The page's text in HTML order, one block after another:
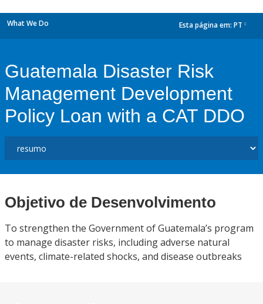
What We Do Esta página em: PT
Guatemala Disaster Risk
Management Development
Policy Loan with a CAT DDO
Objetivo de Desenvolvimento
To strengthen the Government of Guatemala’s program
to manage disaster risks, including adverse natural
events, climate-related shocks, and disease outbreaks